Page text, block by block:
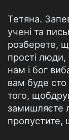
Тетяна.
учені та
розберете,
прості люди,
нам і бог
вам буде
того,
замишляєте
пропустите,